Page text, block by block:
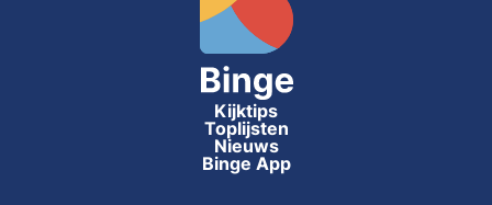
Kijktips
Toplijsten
Nieuws
Binge App